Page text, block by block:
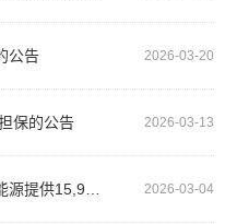
公告 2026-03-20
保的公告 2026-03-13
2026-03-04